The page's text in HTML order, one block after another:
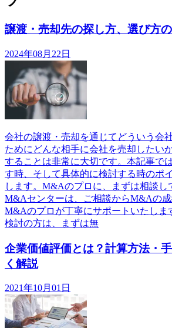
譲渡・売却先の探し方、選び方
2024年08月22日
会社の譲渡・売却を通じてどういう会
ためにどんな相手に会社を売却したい
することは非常に大切です。本記事で
す時、そして具体的に検討する時のポ
します。M&Aのプロに、まずは相談し
M&Aセンターは、ご相談からM&Aの
M&Aのプロが丁寧にサポートいたしま
検討の方は、まずは無
企業価値評価とは？計算方法・
く解説
2021年10月01日